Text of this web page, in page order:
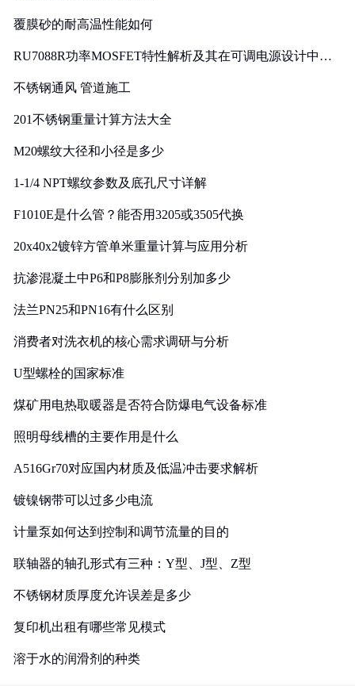
覆膜砂的耐高温性能如何
RU7088R功率MOSFET特性解析及其在可调电源设计中的
不锈钢通风 管道施工
201不锈钢重量计算方法大全
M20螺纹大径和小径是多少
1-1/4 NPT螺纹参数及底孔尺寸详解
F1010E是什么管？能否用3205或3505代换
20x40x2镀锌方管单米重量计算与应用分析
抗渗混凝土中P6和P8膨胀剂分别加多少
法兰PN25和PN16有什么区别
消费者对洗衣机的核心需求调研与分析
U型螺栓的国家标准
煤矿用电热取暖器是否符合防爆电气设备标准
照明母线槽的主要作用是什么
A516Gr70对应国内材质及低温冲击要求解析
镀镍钢带可以过多少电流
计量泵如何达到控制和调节流量的目的
联轴器的轴孔形式有三种：Y型、J型、Z型
不锈钢材质厚度允许误差是多少
复印机出租有哪些常见模式
溶于水的润滑剂的种类